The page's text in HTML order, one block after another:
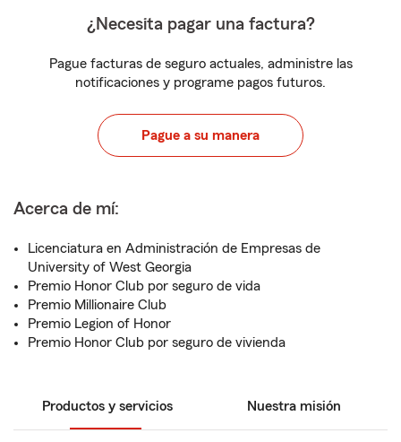
¿Necesita pagar una factura?
Pague facturas de seguro actuales, administre las
notificaciones y programe pagos futuros.
Pague a su manera
Acerca de mí:
Licenciatura en Administración de Empresas de
University of West Georgia
Premio Honor Club por seguro de vida
Premio Millionaire Club
Premio Legion of Honor
Premio Honor Club por seguro de vivienda
Productos y servicios Nuestra misión